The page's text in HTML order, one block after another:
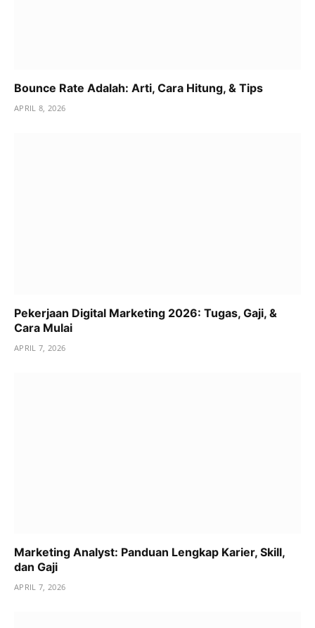
Bounce Rate Adalah: Arti, Cara Hitung, & Tips
APRIL 8, 2026
Pekerjaan Digital Marketing 2026: Tugas, Gaji, &
Cara Mulai
APRIL 7, 2026
Marketing Analyst: Panduan Lengkap Karier, Skill,
dan Gaji
APRIL 7, 2026